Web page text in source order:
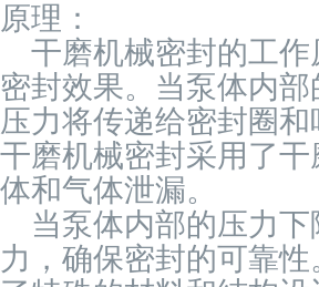
原理：
干磨机械密封的工作
密封效果。当泵体内
压力将传递给密封圈
干磨机械密封采用了
体和气体泄漏。
当泵体内部的压力下
力，确保密封的可靠